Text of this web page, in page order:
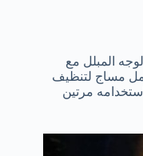
المبلل مع
مساج لتنظيف
مرتين